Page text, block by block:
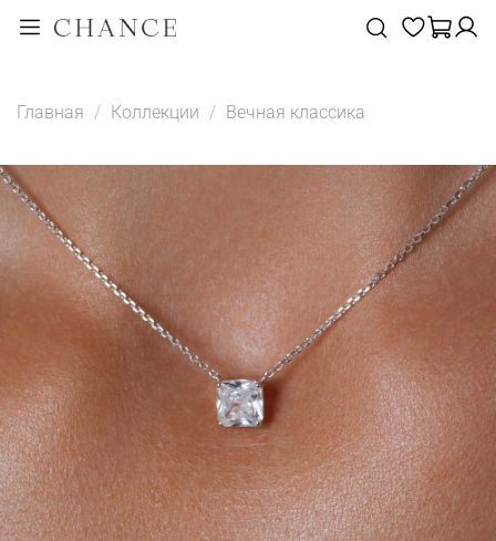
Главная Коллекции Вечная классика